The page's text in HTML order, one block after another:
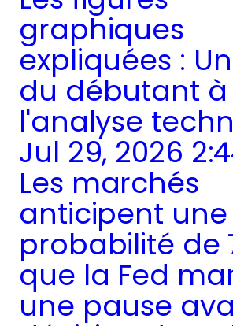
graphiques
expliquées :
du débutant à
l'analyse
Jul 29, 2026
Les marchés
anticipent une
probabilité de
que la Fed
une pause